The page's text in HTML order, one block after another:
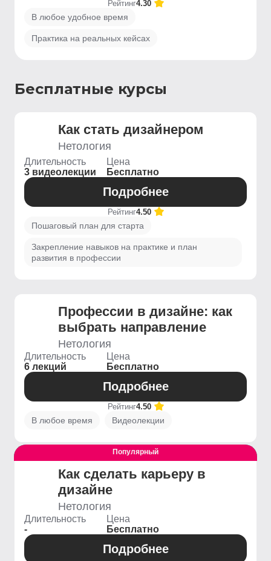
Рейтинг4.30
В любое удобное время
Практика на реальных кейсах
Бесплатные курсы
Как стать дизайнером
Нетология
Длительность
3 видеолекции
Цена
Бесплатно
Подробнее
Рейтинг4.50
Пошаговый план для старта
Закрепление навыков на практике и план
развития в профессии
Профессии в дизайне: как
выбрать направление
Нетология
Длительность
6 лекций
Цена
Бесплатно
Подробнее
Рейтинг4.50
В любое время Видеолекции
Выгодный
Популярный
Как сделать карьеру в
дизайне
Нетология
Длительность
-
Цена
Бесплатно
Подробнее